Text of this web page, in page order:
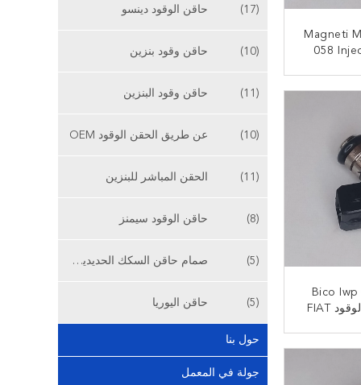
حاقن الوقود دينسو (17)
حاقن وقود بنزين (10)
حاقن وقود البنزين (11)
عن طريق الحقن الوقود OEM (10)
الحقن المباشر للبنزين (11)
حاقن الوقود سيمنز (8)
صمام حاقن السكك الحديدية المشتركة (5)
حاقن اليوريا (5)
حول بنا
جولة في المعمل
Magneti
058
Bico
Marelli حاقن الوقود FIAT